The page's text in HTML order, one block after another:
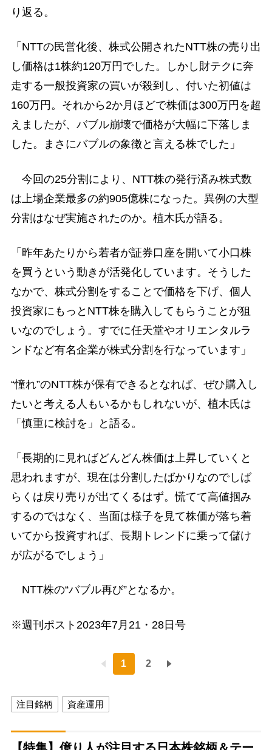
り返る。
「NTTの民営化後、株式公開されたNTT株の売り出
し価格は1株約120万円でした。しかし財テクに奔
走する一般投資家の買いが殺到し、付いた初値は
160万円。それから2か月ほどで株価は300万円を超
えましたが、バブル崩壊で価格が大幅に下落しま
した。まさにバブルの象徴と言える株でした」
今回の25分割により、NTT株の発行済み株式数
は上場企業最多の約905億株になった。異例の大型
分割はなぜ実施されたのか。植木氏が語る。
「昨年あたりから若者が証券口座を開いて小口株
を買うという動きが活発化しています。そうした
なかで、株式分割をすることで価格を下げ、個人
投資家にもっとNTT株を購入してもらうことが狙
いなのでしょう。すでに任天堂やオリエンタルラ
ンドなど有名企業が株式分割を行なっています」
“憧れ”のNTT株が保有できるとなれば、ぜひ購入し
たいと考える人もいるかもしれないが、植木氏は
「慎重に検討を」と語る。
「長期的に見ればどんどん株価は上昇していくと
思われますが、現在は分割したばかりなのでしば
らくは戻り売りが出てくるはず。慌てて高値掴み
するのではなく、当面は様子を見て株価が落ち着
いてから投資すれば、長期トレンドに乗って儲け
が広がるでしょう」
NTT株の“バブル再び”となるか。
※週刊ポスト2023年7月21・28日号
1 2
注目銘柄 資産運用